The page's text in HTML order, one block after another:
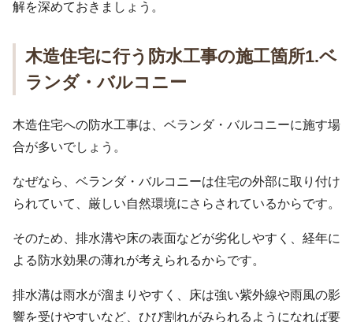
解を深めておきましょう。
木造住宅に行う防水工事の施工箇所1.ベ
ランダ・バルコニー
木造住宅への防水工事は、ベランダ・バルコニーに施す場
合が多いでしょう。
なぜなら、ベランダ・バルコニーは住宅の外部に取り付け
られていて、厳しい自然環境にさらされているからです。
そのため、排水溝や床の表面などが劣化しやすく、経年に
よる防水効果の薄れが考えられるからです。
排水溝は雨水が溜まりやすく、床は強い紫外線や雨風の影
響を受けやすいなど、ひび割れがみられるようになれば要